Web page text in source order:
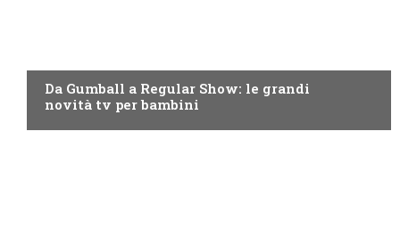
Da Gumball a Regular Show: le grandi
novità tv per bambini